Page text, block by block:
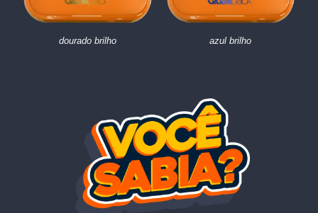
dourado brilho azul brilho